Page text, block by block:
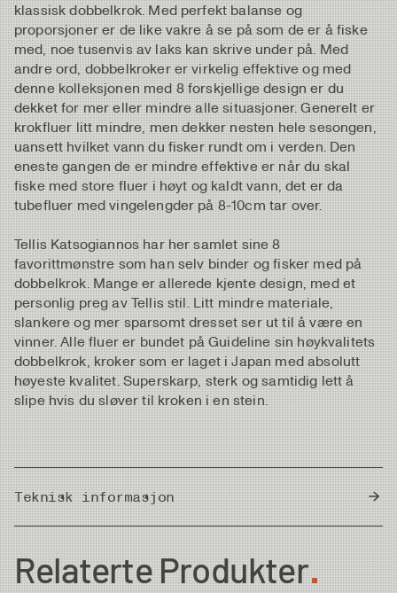
klassisk dobbelkrok. Med perfekt balanse og
proporsjoner er de like vakre å se på som de er å fiske
med, noe tusenvis av laks kan skrive under på. Med
andre ord, dobbelkroker er virkelig effektive og med
denne kolleksjonen med 8 forskjellige design er du
dekket for mer eller mindre alle situasjoner. Generelt er
krokfluer litt mindre, men dekker nesten hele sesongen,
uansett hvilket vann du fisker rundt om i verden. Den
eneste gangen de er mindre effektive er når du skal
fiske med store fluer i høyt og kaldt vann, det er da
tubefluer med vingelengder på 8-10cm tar over.
Tellis Katsogiannos har her samlet sine 8
favorittmønstre som han selv binder og fisker med på
dobbelkrok. Mange er allerede kjente design, med et
personlig preg av Tellis stil. Litt mindre materiale,
slankere og mer sparsomt dresset ser ut til å være en
vinner. Alle fluer er bundet på Guideline sin høykvalitets
dobbelkrok, kroker som er laget i Japan med absolutt
høyeste kvalitet. Superskarp, sterk og samtidig lett å
slipe hvis du sløver til kroken i en stein.
Teknisk informasjon
Country of Origin Thailand
Relaterte Produkter